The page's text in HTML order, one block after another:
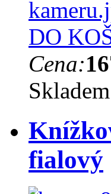
DO
Cena:
Skladem
fialový